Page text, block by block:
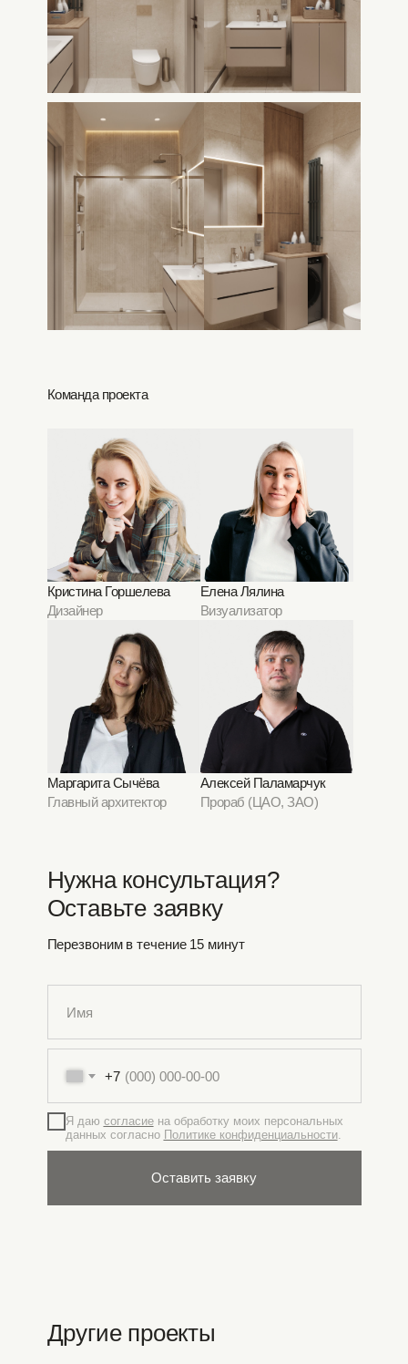
Кристина Горшелева
Дизайнер
Елена Лялина
Визуализатор
Маргарита Сычёва
Главный архитектор
Алексей Паламарчук
Прораб (ЦАО, ЗАО)
Команда проекта
Нужна консультация?
Оставьте заявку
Перезвоним в течение 15 минут
+7
Я даю согласиена обработку моих персональных
данных согласно Политике конфиденциальности.
Оставить заявку
Другие проекты